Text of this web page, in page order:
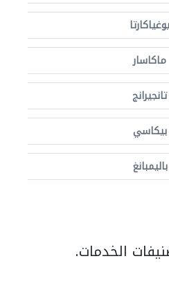
يوغياكارتا
ماكاسار
تانجيرانج
بيكاسي
باليمبانغ
الخدمات.